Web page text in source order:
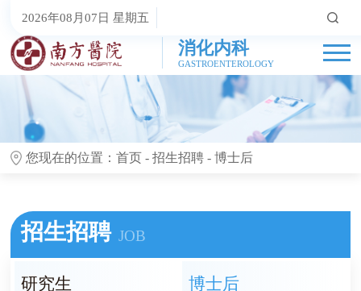
2026年08月07日 星期五
消化内科
GASTROENTEROLOGY
您现在的位置：首页 -招生招聘 -博士后
招生招聘 JOB
研究生 博士后